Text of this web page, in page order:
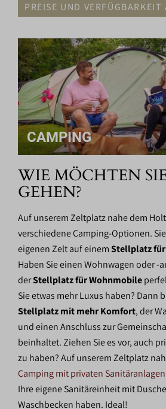
PREISE UND VERFÜGBARKEIT
CAMPING
WIE MÖCHTEN
GEHEN?
Auf unserem Zeltplatz nahe dem
verschiedene Camping-Optionen.
eigenen Zelt auf einemStellplatz
Haben Sie einen Wohnwagen oder -
derStellplatz für Wohnmobile
Sie etwas mehr Luxus haben? Dann
Stellplatz mit mehr Komfort, der
und einen Anschluss zur
beinhaltet. Ziehen Sie es vor, auch
zu haben? Auf unserem Zeltplatz
Camping mit privaten Sanitäranlagen
Ihre eigene Sanitäreinheit mit
Waschbecken haben. Ideal!